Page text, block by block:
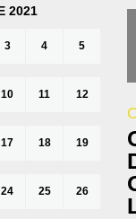
2021
3 4 5
10 11 12
17 18 19
24 25 26